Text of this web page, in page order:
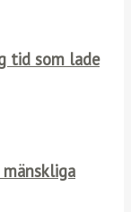
tid som lade
mänskliga